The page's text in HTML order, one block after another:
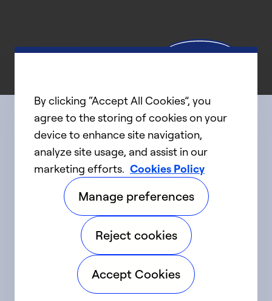
Connect with us
linkedIntwitter facebookyoutube
©2025 Carrier. Tous droits réservés.
Accessibilité Avis sur la confidentialité
Conditions d'utilisation Parlez fort
By clicking “Accept All Cookies”, you
agree to the storing of cookies on your
device to enhance site navigation,
analyze site usage, and assist in our
marketing efforts. Cookies Policy
Manage preferences
Reject cookies
Accept Cookies